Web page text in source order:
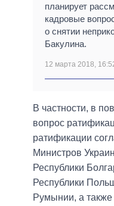
планирует
кадровые
о снятии
Бакулина.
12 марта 2018,
В частности, в
вопрос
ратификации
Министров
Республики
Республики
Румынии, а